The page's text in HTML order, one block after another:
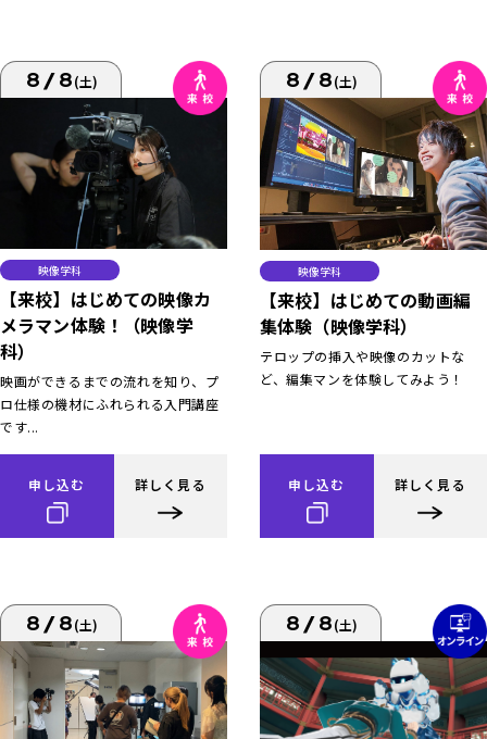
8/8(土)
映像学科
【来校】はじめての映像カ
メラマン体験！（映像学
科）
映画ができるまでの流れを知り、プ
ロ仕様の機材にふれられる入門講座
です...
申し込む 詳しく見る
8/8(土)
映像学科
【来校】はじめての動画編
集体験（映像学科）
テロップの挿入や映像のカットな
ど、編集マンを体験してみよう！
申し込む 詳しく見る
8/8(土) 8/8(土)